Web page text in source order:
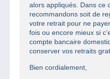
alors appliqués. Dans ce
recommandons soit de
votre retrait pour ne
fois ou encore mieux si
compte bancaire
conserver vos retraits
Bien cordialement,